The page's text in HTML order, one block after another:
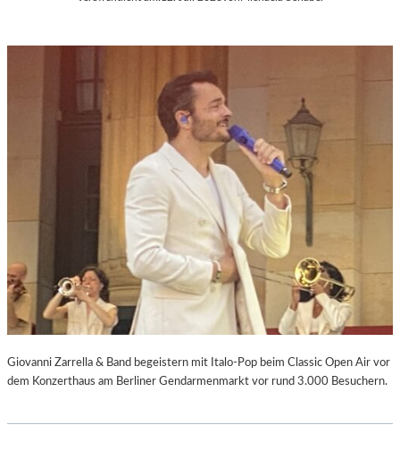
Giovanni Zarrella & Band begeistern mit Italo-Pop beim Classic Open Air vor
dem Konzerthaus am Berliner Gendarmenmarkt vor rund 3.000 Besuchern.